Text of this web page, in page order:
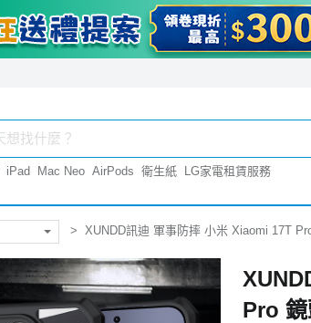
iPad Mac Neo AirPods 衛生紙 LG家電租賃服務
XUNDD訊迪 軍事防摔 小米 Xiaomi 17T
Pro